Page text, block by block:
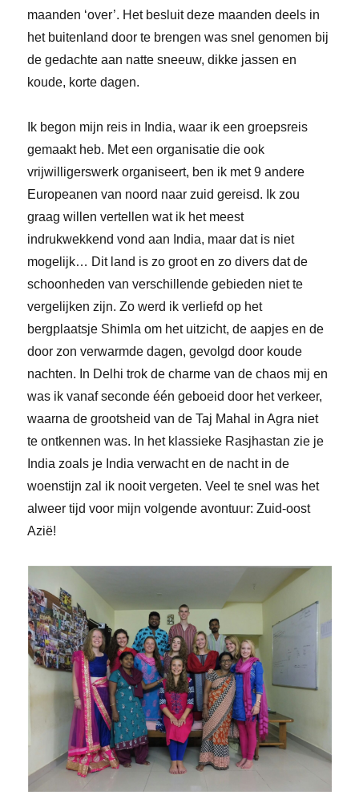
maanden ‘over’. Het besluit deze maanden deels in
het buitenland door te brengen was snel genomen bij
de gedachte aan natte sneeuw, dikke jassen en
koude, korte dagen.
Ik begon mijn reis in India, waar ik een groepsreis
gemaakt heb. Met een organisatie die ook
vrijwilligerswerk organiseert, ben ik met 9 andere
Europeanen van noord naar zuid gereisd. Ik zou
graag willen vertellen wat ik het meest
indrukwekkend vond aan India, maar dat is niet
mogelijk… Dit land is zo groot en zo divers dat de
schoonheden van verschillende gebieden niet te
vergelijken zijn. Zo werd ik verliefd op het
bergplaatsje Shimla om het uitzicht, de aapjes en de
door zon verwarmde dagen, gevolgd door koude
nachten. In Delhi trok de charme van de chaos mij en
was ik vanaf seconde één geboeid door het verkeer,
waarna de grootsheid van de Taj Mahal in Agra niet
te ontkennen was. In het klassieke Rasjhastan zie je
India zoals je India verwacht en de nacht in de
woenstijn zal ik nooit vergeten. Veel te snel was het
alweer tijd voor mijn volgende avontuur: Zuid-oost
Azië!